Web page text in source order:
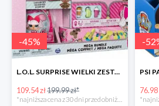
-45%
L.O.L. SURPRISE WIELKI ZESTAW NIESPODZIANKA 4 GRY -45%
109.54 zł199.99 zł*
-52
76.98